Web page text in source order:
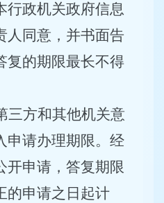
行政机关政府信息
人同意，并书面告
复的期限最长不得
三方和其他机关意
申请办理期限。经
开申请，答复期限
的申请之日起计